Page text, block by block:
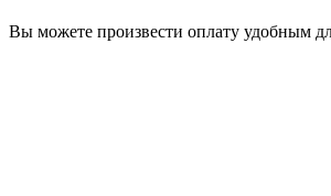
Вы можете произвести оплату удобным